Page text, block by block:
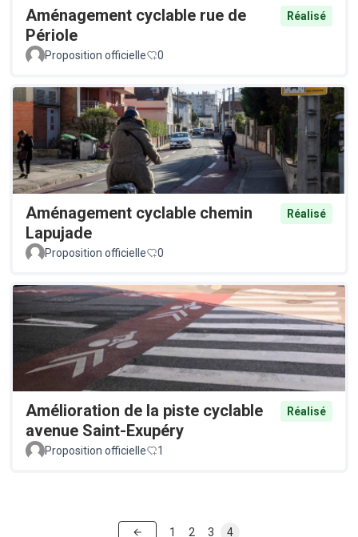
Aménagement cyclable rue de
Périole
Réalisé
Proposition officielle 0
Aménagement cyclable chemin
Lapujade
Réalisé
Proposition officielle 0
Amélioration de la piste cyclable
avenue Saint-Exupéry
Réalisé
Proposition officielle 1
1 2 3 4